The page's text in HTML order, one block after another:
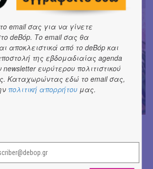
στο
email σας για να γίνετε
deBόp. Το email σας θα
αποκλειστικά από το deBόp και
της εβδομαδιαίας agenda
newsletter ευρύτερου πολιτιστικού
Καταχωρώντας εδώ το email σας,
πολιτική απορρήτου μας.